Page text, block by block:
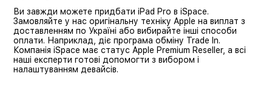
Ви завжди можете придбати iPad Pro в iSpace.
Замовляйте у нас оригінальну техніку Apple на виплат з
доставленням по Україні або вибирайте інші способи
оплати. Наприклад, діє програма обміну Trade In.
Компанія iSpace має статус Apple Premium Reseller, а всі
наші експерти готові допомогти з вибором і
налаштуванням девайсів.